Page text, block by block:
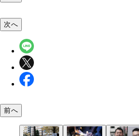
次へ
前へ